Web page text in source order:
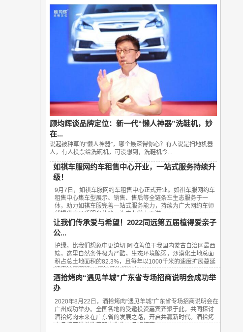
顾均辉谈品牌定位：新一代“懒人神器”洗鞋机，妙
在...
说起被种草的“懒人神器”，哪个最深得你心？有人说是扫地机器
人，有人投票给洗碗机，可没想到，洗鞋机今...
如祺车服网约车租售中心开业，一站式服务持续升
级！
9月7日，如祺车服网约车租售中心正式开业。如祺车服网约车
租售中心集车型展示、销售、售后等全链条车生态服务于一
体，助力如祺车服完善一站式服务能力，持续为广大网约车师
傅提供高品质服务体验，为产业链上下游...
让我们传承爱与希望！2022同远第五届植得爱亲子
公...
护绿，比我们想象中更迫切 阿拉善位于我国内蒙古自治区最西
端，这里自然条件极为严酷，生态环境脆弱，沙漠化土地总面
积占总土地面积的82.3%，且每年以1000千米的速度扩展蔓延
速度扩展蔓延。 阿拉善的绿洲之...
酒拾烤肉“遇见羊城”广东省专场招商说明会成功举
办
2020年8月22日，酒拾烤肉“遇见羊城”广东省专场招商说明会在
广州成功举办。全国各地的受邀投资嘉宾齐聚于此，共同探讨
酒拾烤肉未来在广东省的发展之路，开启共赢新时代。酒拾烤
肉品牌开发总监黄砚方先生、品牌招商...